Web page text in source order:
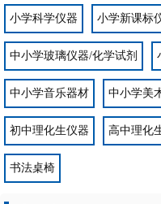
小学科学仪器 小学新课标
中小学玻璃仪器/化学试剂
中小学音乐器材 中小学美
初中理化生仪器 高中理化
书法桌椅